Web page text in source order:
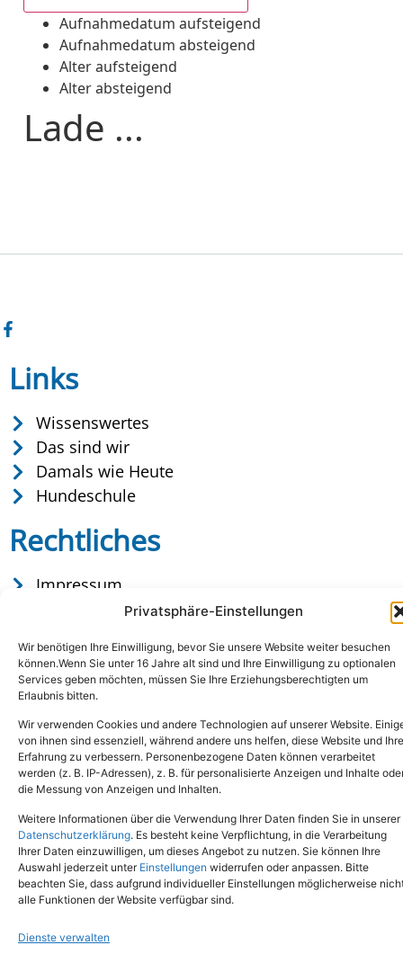
Privatsphäre-Einstellungen
Wir benötigen Ihre Einwilligung, bevor Sie unsere Website weiter besuchen
können.Wenn Sie unter 16 Jahre alt sind und Ihre Einwilligung zu optionalen
Services geben möchten, müssen Sie Ihre Erziehungsberechtigten um
Erlaubnis bitten.
Wir verwenden Cookies und andere Technologien auf unserer Website.
von ihnen sind essenziell, während andere uns helfen, diese Website und Ihre
Erfahrung zu verbessern. Personenbezogene Daten können verarbeitet
werden (z. B. IP-Adressen), z. B. für personalisierte Anzeigen und Inhalte
die Messung von Anzeigen und Inhalten.
Weitere Informationen über die Verwendung Ihrer Daten finden Sie in unserer
Datenschutzerklärung. Es besteht keine Verpflichtung, in die Verarbeitung
Ihrer Daten einzuwilligen, um dieses Angebot zu nutzen. Sie können Ihre
Auswahl jederzeit unter Einstellungen widerrufen oder anpassen. Bitte
beachten Sie, dass aufgrund individueller Einstellungen möglicherweise
alle Funktionen der Website verfügbar sind.
Dienste verwalten
Aufnahmedatum aufsteigend
Aufnahmedatum absteigend
Alter aufsteigend
Alter absteigend
Lade ...
Links
Wissenswertes
Das sind wir
Damals wie Heute
Hundeschule
Rechtliches
Impressum
Datenschutz
Copyright © 2024. Alle Rechte vorbehalten.
Tel.: (02651) - 77438info@tierheim-mayen.de
In der Pluns 1, 56727 Mayen